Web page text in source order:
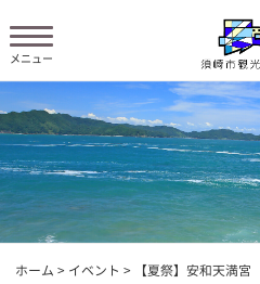
ホーム > イベント > 【夏祭】安和天満宮